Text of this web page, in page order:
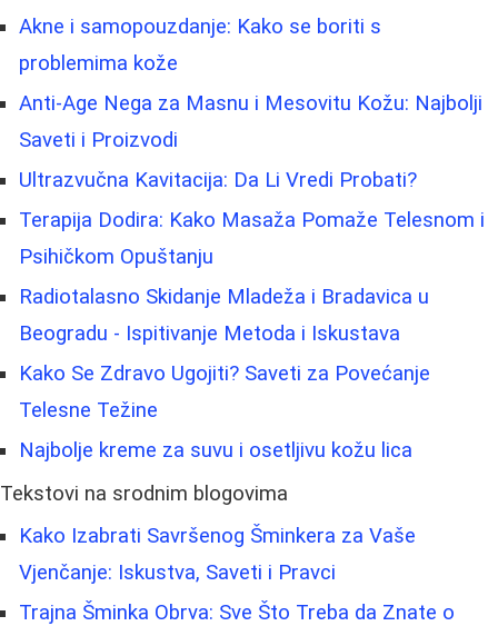
Akne i samopouzdanje: Kako se boriti s
problemima kože
Anti-Age Nega za Masnu i Mesovitu Kožu: Najbolji
Saveti i Proizvodi
Ultrazvučna Kavitacija: Da Li Vredi Probati?
Terapija Dodira: Kako Masaža Pomaže Telesnom i
Psihičkom Opuštanju
Radiotalasno Skidanje Mladeža i Bradavica u
Beogradu - Ispitivanje Metoda i Iskustava
Kako Se Zdravo Ugojiti? Saveti za Povećanje
Telesne Težine
Najbolje kreme za suvu i osetljivu kožu lica
Tekstovi na srodnim blogovima
Kako Izabrati Savršenog Šminkera za Vaše
Vjenčanje: Iskustva, Saveti i Pravci
Trajna Šminka Obrva: Sve Što Treba da Znate o